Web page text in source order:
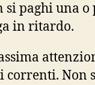
paghi una o
in ritardo.
correnti. Non